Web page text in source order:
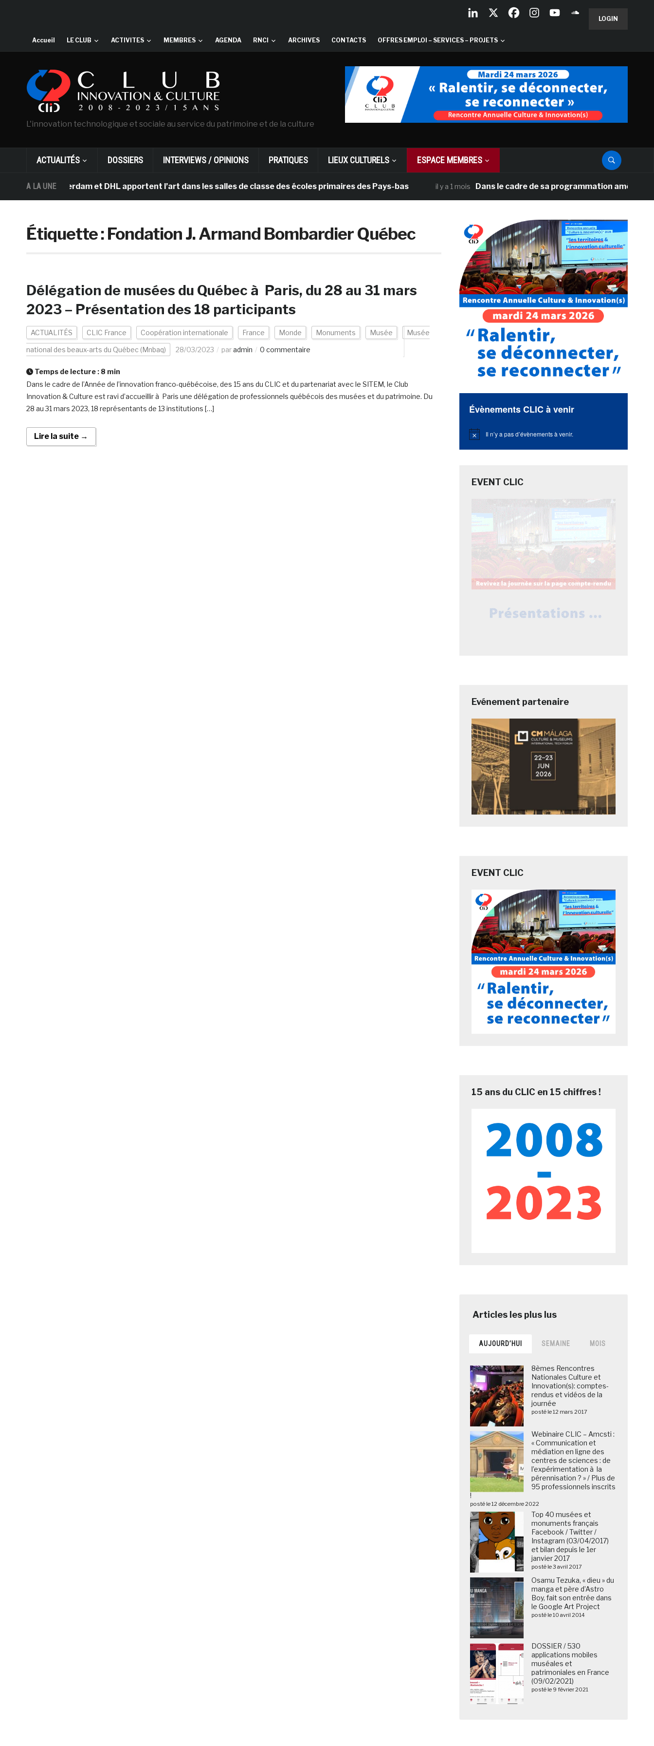
LOGIN
Accueil LE CLUB ACTIVITES MEMBRES AGENDA RNCI ARCHIVES CONTACTS OFFRES EMPLOI – SERVICES – PROJETS
L'innovation technologique et sociale au service du patrimoine et de la culture
ACTUALITÉS DOSSIERS INTERVIEWS / OPINIONS PRATIQUES LIEUX CULTURELS ESPACE MEMBRES
A LA UNE
d’Amsterdam et DHL apportent l’art dans les salles de classe des écoles primaires des Pays-bas il y a 1 mois Dans le cadre de sa programmation américaine,
Étiquette :Fondation J. Armand Bombardier Québec
Délégation de musées du Québec à Paris, du 28 au 31 mars
2023 – Présentation des 18 participants
ACTUALITÉS CLIC France Coopération internationale France Monde Monuments Musée Musée
national des beaux-arts du Québec (Mnbaq) 28/03/2023 paradmin 0 commentaire
Temps de lecture : 8 min
Dans le cadre de l’Année de l’innovation franco-québécoise, des 15 ans du CLIC et du partenariat avec le SITEM, le Club
Innovation & Culture est ravi d’accueillir à Paris une délégation de professionnels québécois des musées et du patrimoine. Du
28 au 31 mars 2023, 18 représentants de 13 institutions […]
Lire la suite →
Évènements CLIC à venir
Notice Il n’y a pas d’évènements à venir.
EVENT CLIC
Evénement partenaire
EVENT CLIC
15 ans du CLIC en 15 chiffres !
AUJOURD’HUI SEMAINE MOIS
8èmes Rencontres
Nationales Culture et
Innovation(s): comptes-
rendus et vidéos de la
journée
posté le 12 mars 2017
Webinaire CLIC – Amcsti :
« Communication et
médiation en ligne des
centres de sciences : de
l’expérimentation à la
pérennisation ? » / Plus de
95 professionnels inscrits
!
posté le 12 décembre 2022
Top 40 musées et
monuments français
Facebook / Twitter /
Instagram (03/04/2017)
et bilan depuis le 1er
janvier 2017
posté le 3 avril 2017
Osamu Tezuka, « dieu » du
manga et père d’Astro
Boy, fait son entrée dans
le Google Art Project
posté le 10 avril 2014
DOSSIER / 530
applications mobiles
muséales et
patrimoniales en France
(09/02/2021)
posté le 9 février 2021